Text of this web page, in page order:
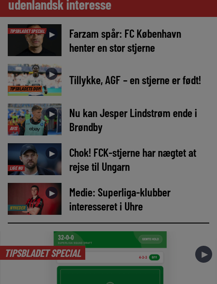
udenlandsk interesse
TIPSBLADET SPECIAL ►
Farzam spår: FC København
henter en stor stjerne
TIPSBLADETS DOM
► Tillykke, AGF – en stjerne er født!
AVIS
►
Nu kan Jesper Lindstrøm ende i
Brøndby
LIGE NU
►
Chok! FCK-stjerne har nægtet at
rejse til Ungarn
NYHEDER
►
Medie: Superliga-klubber
interesseret i Uhre
TIPSBLADET SPECIAL ►